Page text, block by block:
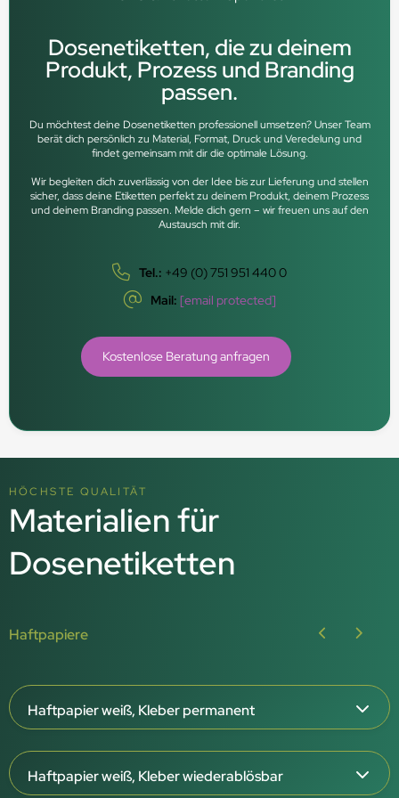
Dosenetiketten, die zu deinem
Produkt, Prozess und Branding
passen.
Du möchtest deine Dosenetiketten professionell umsetzen? Unser Team
berät dich persönlich zu Material, Format, Druck und Veredelung und
findet gemeinsam mit dir die optimale Lösung.
Wir begleiten dich zuverlässig von der Idee bis zur Lieferung und stellen
sicher, dass deine Etiketten perfekt zu deinem Produkt, deinem Prozess
und deinem Branding passen. Melde dich gern – wir freuen uns auf den
Austausch mit dir.
Tel.: +49 (0) 751 951 440 0
Mail: [email protected]
Kostenlose Beratung anfragen
HÖCHSTE QUALITÄT
Materialien für
Dosenetiketten
Haftpapiere
Haftpapier weiß, Kleber permanent
Weiße Oberfläche, matt oder glänzend
Haftpapier weiß, Kleber wiederablösbar